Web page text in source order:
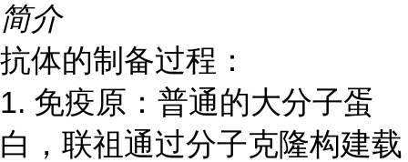
简介
抗体的制备过程：
1. 免疫原：普通的大分子蛋
白，联祖通过分子克隆构建载